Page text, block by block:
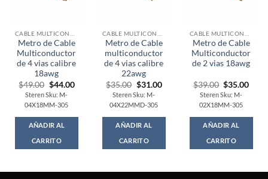
Metro de Cable
Multiconductor
de 4 vias calibre
18awg
$49.00 Original
price
was:
$49.00.
$44.00Current
Steren Sku: M-
04X18MM-305
AÑADIR AL
CARRITO
Metro de Cable
multiconductor
de 4 vias calibre
22awg
$35.00 Original
price
was:
$35.00.
$31.00Current
Steren Sku: M-
04X22MMD-305
AÑADIR AL
CARRITO
Metro de Cable
Multiconductor
de 2 vias 18awg
$39.00 Original
price
was:
$39.00.
$35.00
Steren Sku: M-
02X18MM-305
AÑADIR AL
CARRITO